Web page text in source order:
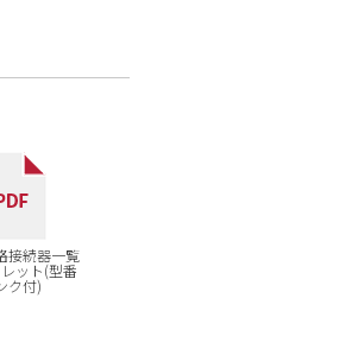
接続器一覧
ット(型番
ク付)